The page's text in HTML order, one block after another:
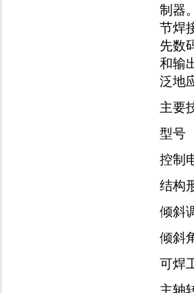
制器
节焊
先数
和输
泛地
主要
型号
控制
结构
倾斜
倾斜
可
主